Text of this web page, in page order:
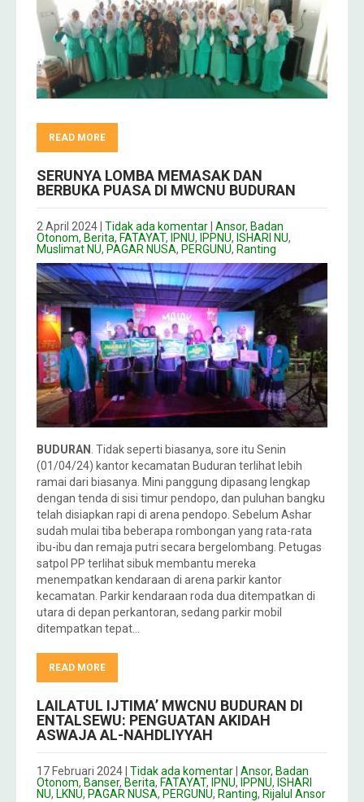
READ MORE
SERUNYA LOMBA MEMASAK DAN
BERBUKA PUASA DI MWCNU BUDURAN
2 April 2024 Tidak ada komentar Ansor, Badan
Otonom, Berita, FATAYAT, IPNU, IPPNU, ISHARI NU,
Muslimat NU, PAGAR NUSA, PERGUNU, Ranting
BUDURAN . Tidak seperti biasanya, sore itu Senin
(01/04/24) kantor kecamatan Buduran terlihat lebih
ramai dari biasanya. Mini panggung dipasang lengkap
dengan tenda di sisi timur pendopo, dan puluhan bangku
telah disiapkan rapi di arena pendopo. Sebelum Ashar
sudah mulai tiba beberapa rombongan yang rata-rata
ibu-ibu dan remaja putri secara bergelombang. Petugas
satpol PP terlihat sibuk membantu mereka
menempatkan kendaraan di arena parkir kantor
kecamatan. Parkir kendaraan roda dua ditempatkan di
utara di depan perkantoran, sedang parkir mobil
ditempatkan tepat…
READ MORE
LAILATUL IJTIMA’ MWCNU BUDURAN DI
ENTALSEWU: PENGUATAN AKIDAH
ASWAJA AL-NAHDLIYYAH
17 Februari 2024 Tidak ada komentar Ansor, Badan
Otonom, Banser, Berita, FATAYAT, IPNU, IPPNU, ISHARI
NU, LKNU, PAGAR NUSA, PERGUNU, Ranting, Rijalul Ansor